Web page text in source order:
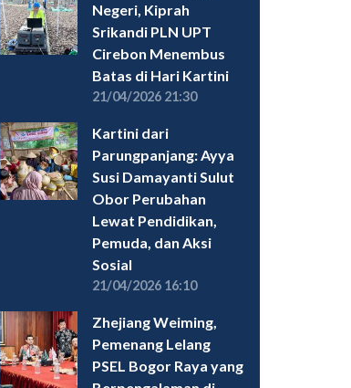
Negeri, Kiprah
Srikandi PLN UPT
Cirebon Menembus
Batas di Hari Kartini
21/04/2026 21:30
Kartini dari
Parungpanjang: Ayya
Susi Damayanti Sulut
Obor Perubahan
Lewat Pendidikan,
Pemuda, dan Aksi
Sosial
21/04/2026 16:10
Zhejiang Weiming,
Pemenang Lelang
PSEL Bogor Raya yang